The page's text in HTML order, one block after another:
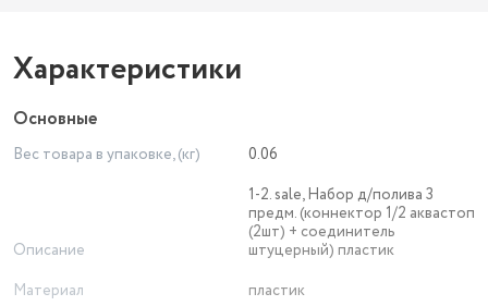
Характеристики
Основные
Вес товара в упаковке, (кг) 0.06
Описание
1-2. sale, Набор д/полива 3
предм. (коннектор 1/2 аквастоп
(2шт) + соединитель
штуцерный) пластик
Материал
пластик